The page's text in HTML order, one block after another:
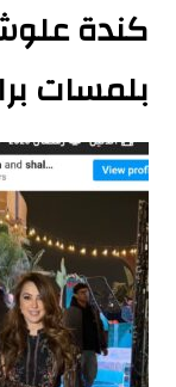
علوش
براقة